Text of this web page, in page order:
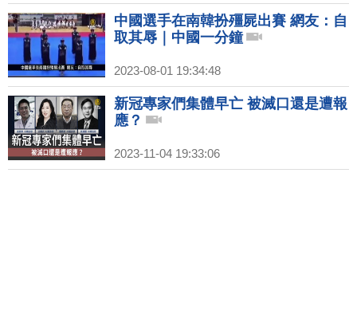
中國選手在南韓扮殭屍出賽 網友：自
取其辱｜中國一分鐘
2023-08-01 19:34:48
新冠專家們集體早亡 被滅口還是遭報
應？
2023-11-04 19:33:06